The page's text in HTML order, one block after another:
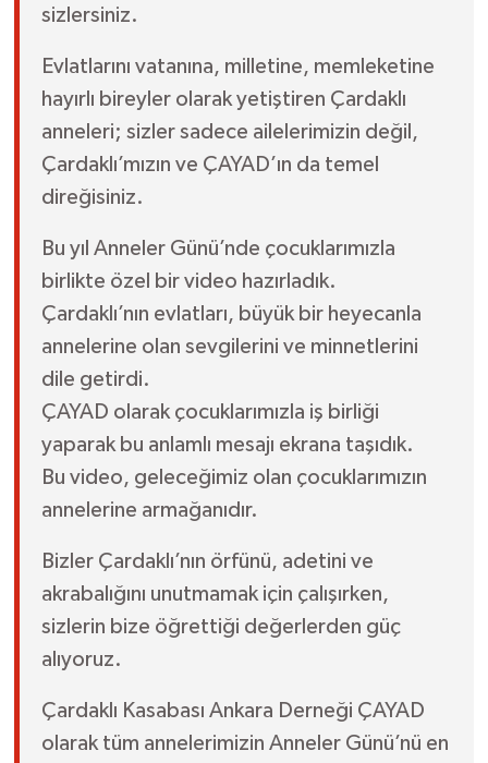
sizlersiniz.
Evlatlarını vatanına, milletine, memleketine
hayırlı bireyler olarak yetiştiren Çardaklı
anneleri; sizler sadece ailelerimizin değil,
Çardaklı’mızın ve ÇAYAD’ın da temel
direğisiniz.
Bu yıl Anneler Günü’nde çocuklarımızla
birlikte özel bir video hazırladık.
Çardaklı’nın evlatları, büyük bir heyecanla
annelerine olan sevgilerini ve minnetlerini
dile getirdi.
ÇAYAD olarak çocuklarımızla iş birliği
yaparak bu anlamlı mesajı ekrana taşıdık.
Bu video, geleceğimiz olan çocuklarımızın
annelerine armağanıdır.
Bizler Çardaklı’nın örfünü, adetini ve
akrabalığını unutmamak için çalışırken,
sizlerin bize öğrettiği değerlerden güç
alıyoruz.
Çardaklı Kasabası Ankara Derneği ÇAYAD
olarak tüm annelerimizin Anneler Günü’nü en